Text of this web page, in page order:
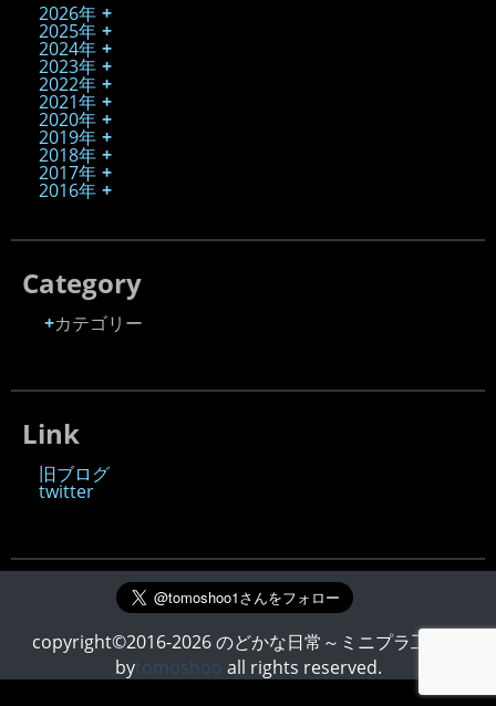
2026年
2025年
2024年
2023年
2022年
2021年
2020年
2019年
2018年
2017年
2016年
Category
カテゴリー
Link
旧ブログ
twitter
copyright©2016-2026 のどかな日常～ミニプラ工房～
bytomoshoo all rights reserved.